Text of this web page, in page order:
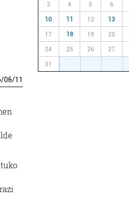
/06/11
3 4 5 6
10 11 12 13
17 18 19 20
24 25 26 27
31